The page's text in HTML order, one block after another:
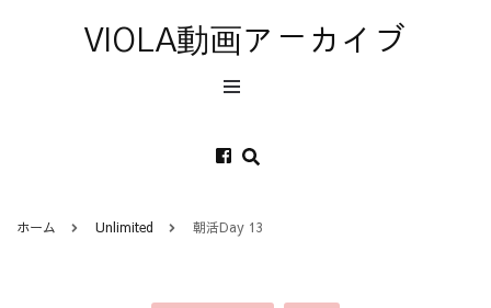
VIOLA動画アーカイブ
ホーム Unlimited 朝活Day 13